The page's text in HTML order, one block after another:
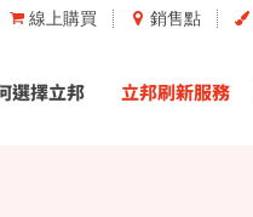
線上購買 銷售點
選擇立邦 立邦刷新服務